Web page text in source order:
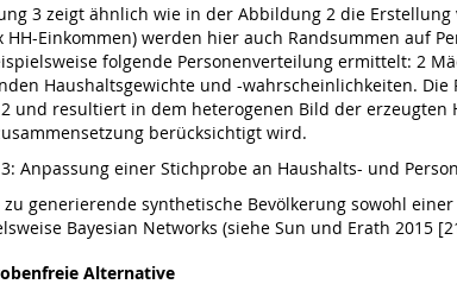
3 zeigt ähnlich wie in der Abbildung 2 die
HH-Einkommen) werden hier auch Randsummen auf
folgende Personenverteilung ermittelt: 2
Haushaltsgewichte und -wahrscheinlichkeiten.
und resultiert in dem heterogenen Bild der erzeugten
berücksichtigt wird.
Anpassung einer Stichprobe an Haushalts- und
zu generierende synthetische Bevölkerung sowohl
Bayesian Networks (siehe Sun und Erath 2015
Alternative